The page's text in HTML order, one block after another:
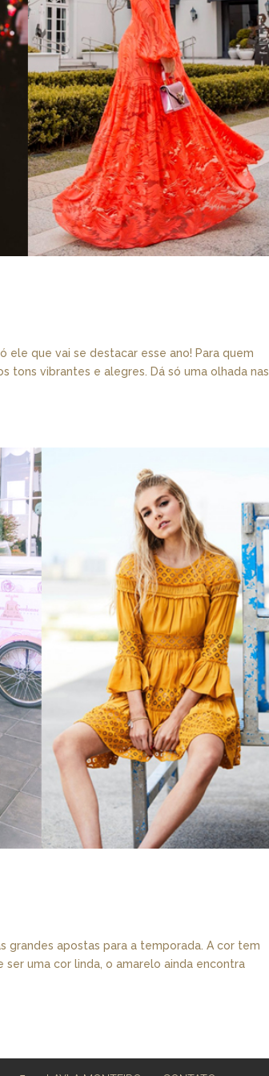
ele que vai se destacar esse ano! Para quem
tons vibrantes e alegres. Dá só uma olhada nas
grandes apostas para a temporada. A cor tem
uma cor linda, o amarelo ainda encontra